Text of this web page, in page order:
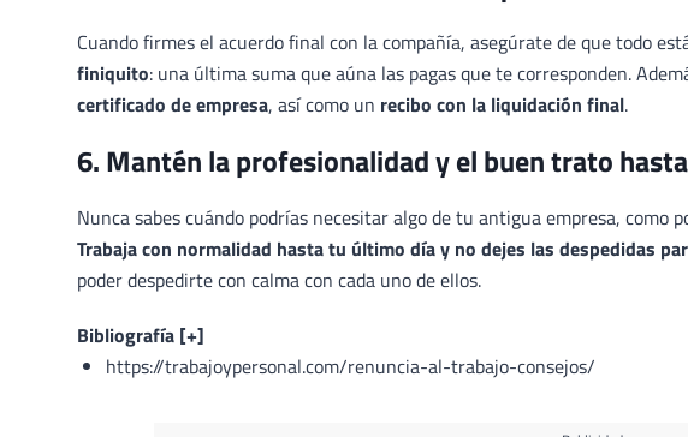
Cuando firmes el acuerdo final con la compañía, asegúrate de que todo
finiquito: una última suma que aúna las pagas que te corresponden.
certificado de empresa, así como un recibo con la liquidación final.
6. Mantén la profesionalidad y el buen trato
Nunca sabes cuándo podrías necesitar algo de tu antigua empresa, como
Trabaja con normalidad hasta tu último día y no dejes las despedidas
poder despedirte con calma con cada uno de ellos.
Bibliografía [+]
https://trabajoypersonal.com/renuncia-al-trabajo-consejos/